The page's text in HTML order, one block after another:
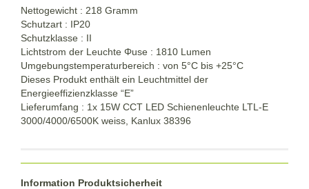
Nettogewicht : 218 Gramm
Schutzart : IP20
Schutzklasse : II
Lichtstrom der Leuchte Φuse : 1810 Lumen
Umgebungstemperaturbereich : von 5°C bis +25°C
Dieses Produkt enthält ein Leuchtmittel der
Energieeffizienzklasse “E”
Lieferumfang : 1x 15W CCT LED Schienenleuchte LTL-E
3000/4000/6500K weiss, Kanlux 38396
Information Produktsicherheit